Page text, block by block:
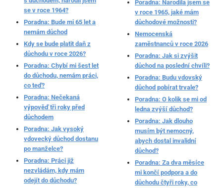
se v roce 1964?
Poradna: Bude mi 65 let a
nemám důchod
Kdy se bude platit daň z
důchodu v roce 2026?
Poradna: Chybí mi šest let
do důchodu, nemám práci,
co teď?
Poradna: Nečekaná
výpověď tři roky před
důchodem
Poradna: Jak vysoký
vdovecký důchod dostanu
po manželce?
Poradna: Práci již
nezvládám, kdy mám
odejít do důchodu?
Poradna: Narodila jsem se
v roce 1965, jaké mám
důchodové možnosti?
Nemocenská
zaměstnanců v roce 2026
Poradna: Jak si zvýšit
důchod na poslední chvíli?
Poradna: Budu vdovský
důchod pobírat trvale?
Poradna: O kolik se mi od
ledna zvýší důchod?
Poradna: Jak dlouho
musím být nemocný,
abych dostal invalidní
důchod?
Poradna: Za dva měsíce
mi končí podpora a do
důchodu čtyři roky, co